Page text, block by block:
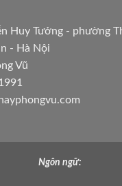
Huy Tưởng - phường
- Hà Nội
Vũ
Ngôn ngữ: